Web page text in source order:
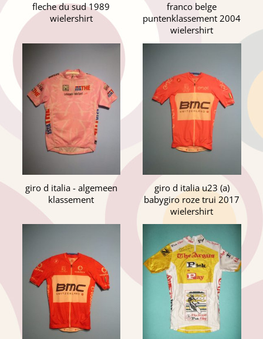
fleche du sud 1989
wielershirt
franco belge
puntenklassement 2004
wielershirt
giro d italia - algemeen
klassement
giro d italia u23 (a)
babygiro roze trui 2017
wielershirt